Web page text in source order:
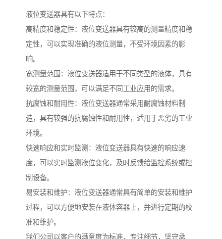
液位变送器具有以下特点：
高精度和稳定性：液位变送器具有较高的测量精度和稳
定性，可以实现准确的液位测量，不受环境因素的影
响。
宽测量范围：液位变送器适用于不同类型的液体，具有
较宽的测量范围，可以满足不同工业应用的需求。
抗腐蚀和耐用性：液位变送器通常采用耐腐蚀材料制
造，具有较强的抗腐蚀性和耐用性，适用于恶劣的工业
环境。
快速响应和实时监测：液位变送器具有快速的响应速
度，可以实时监测液位变化，及时反馈给监控系统或控
制设备。
易安装和维护：液位变送器通常具有简单的安装和维护
过程，可以方便地安装在液体容器上，并进行定期的校
准和维护。
我们公司以客户的满意度为标准，专注细节，坚守承